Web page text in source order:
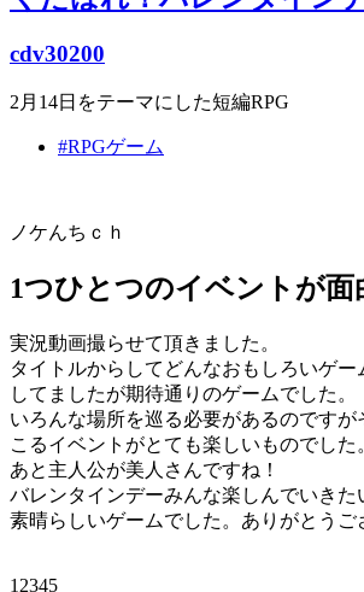
cdv30200
2月14日をテーマにした短編RPG
#RPGゲーム
ノケんちｃｈ
1つひとつのイベントが面
実況動画撮らせて頂きました。
タイトルからしてどんなおもしろいゲー
してましたが期待通りのゲームでした。
いろんな場所を巡る必要があるのですが
こるイベントがとても楽しいものでした
あと主人公が美人さんですね！
バレンタインデーみんな楽しんでいきた
素晴らしいゲームでした。ありがとうご
12345